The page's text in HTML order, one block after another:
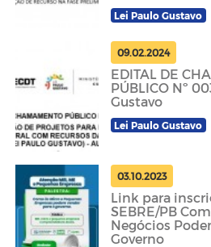
Lei Paulo Gustavo
09.02.2024
EDITAL DE
PÚBLICO Nº
Gustavo
Lei Paulo Gustavo
03.10.2023
Link para
SEBRE/PB
Negócios
Governo